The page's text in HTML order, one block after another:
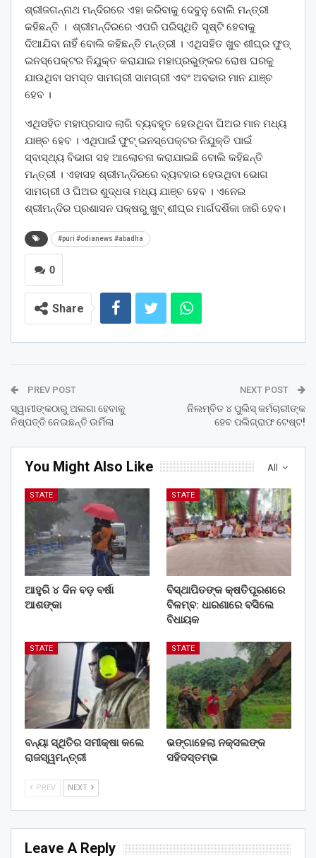
ଶ୍ରୀଜଗନ୍ନାଥ ମନ୍ଦିରରେ ଏହା କରିବାକୁ ଦେବୁନୁ ବୋଲି ମନ୍ତ୍ରୀ
କହିଛନ୍ତି । ଶ୍ରୀମନ୍ଦିରରେ ଏପରି ପରିସ୍ଥିତି ସୃଷ୍ଟି ହେବାକୁ
ଦିଆଯିବା ନାହିଁ ବୋଲି କହିଛନ୍ତି ମନ୍ତ୍ରୀ । ଏଥିସହିତ ଖୁବ ଶୀଘ୍ର ଫୁଡ୍
ଇନସ୍ପେକ୍ଟର ନିଯୁକ୍ତ କରାଯାଇ ମହାପ୍ରଭୁଙ୍କର ରୋଷ ଘରକୁ
ଯାଉଥିବା ସମସ୍ତ ସାମଗ୍ରୀ ସାମଗ୍ରୀ ଏବଂ ଅବଢାର ମାନ ଯାଞ୍ଚ
ହେବ ।
ଏଥିସହିତ ମହାପ୍ରସାଦ ଲାଗି ବ୍ୟବହୃତ ହେଉଥିବା ଘିଅର ମାନ ମଧ୍ୟ
ଯାଞ୍ଚ ହେବ । ଏଥିପାଇଁ ଫୁଟ୍ ଇନସ୍ପେକ୍ଟର ନିଯୁକ୍ତି ପାଇଁ
ସ୍ବାସ୍ଥ୍ୟ ବିଭାଗ ସହ ଆଲୋଚନା କରାଯାଇଛି ବୋଲି କହିଛନ୍ତି
ମନ୍ତ୍ରୀ । ଏହାସହ ଶ୍ରୀମନ୍ଦିରରେ ବ୍ୟବହାର ହେଉଥିବା ଭୋଗ
ସାମଗ୍ରୀ ଓ ଘିଅର ଶୁଦ୍ଧତା ମଧ୍ୟ ଯାଞ୍ଚ ହେବ । ଏନେଇ
ଶ୍ରୀମନ୍ଦିର ପ୍ରଶାସନ ପକ୍ଷରୁ ଖୁବ୍‌ ଶୀଘ୍ର ମାର୍ଗଦର୍ଶିକା ଜାରି ହେବ।
#puri #odianews #abadha
0
Share
PREV POST
ସ୍ୱାମୀଙ୍କଠାରୁ ଅଲଗା ହେବାକୁ
ନିଷ୍ପତ୍ତି ନେଇଛନ୍ତି ଉର୍ମିଲା
NEXT POST
ନିଲମ୍ବିତ ୪ ପୁଲିସ୍‌ କର୍ମଚାରୀଙ୍କ
ହେବ ପଲିଗ୍ରାଫ ଟେଷ୍ଟ!
All
You Might Also Like
STATE
ଆହୁରି ୪ ଦିନ ବଡ଼ ବର୍ଷା
ଆଶଙ୍କା
STATE
ବିସ୍ଥାପିତଙ୍କ କ୍ଷତିପୂରଣରେ
ବିଳମ୍ବ: ଧାରଣାରେ ବସିଲେ
ବିଧାୟକ
STATE
ବନ୍ୟା ସ୍ଥିତିର ସମୀକ୍ଷା କଲେ
ରାଜସ୍ୱମନ୍ତ୍ରୀ
STATE
ଭଙ୍ଗାହେଲା ନକ୍ସଲଙ୍କ
ସହିଦସ୍ତମ୍ଭ
PREV NEXT
Leave A Reply